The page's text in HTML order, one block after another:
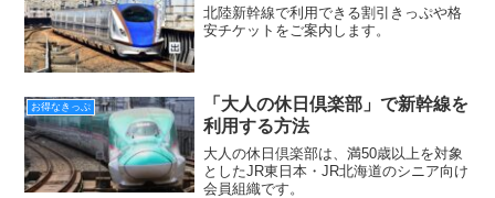
北陸新幹線で利用できる割引きっぷや格
安チケットをご案内します。
お得なきっぷ
「大人の休日倶楽部」で新幹線を
利用する方法
大人の休日倶楽部は、満50歳以上を対象
としたJR東日本・JR北海道のシニア向け
会員組織です。